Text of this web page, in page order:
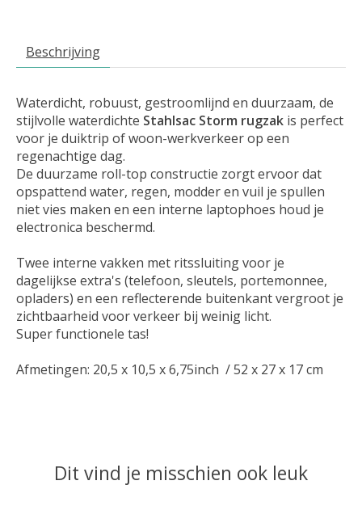
Beschrijving
Waterdicht, robuust, gestroomlijnd en duurzaam, de
stijlvolle waterdichte Stahlsac Storm rugzak is perfect
voor je duiktrip of woon-werkverkeer op een
regenachtige dag.
De duurzame roll-top constructie zorgt ervoor dat
opspattend water, regen, modder en vuil je spullen
niet vies maken en een interne laptophoes houd je
electronica beschermd.
Twee interne vakken met ritssluiting voor je
dagelijkse extra's (telefoon, sleutels, portemonnee,
opladers) en een reflecterende buitenkant vergroot je
zichtbaarheid voor verkeer bij weinig licht.
Super functionele tas!
Afmetingen: 20,5 x 10,5 x 6,75inch / 52 x 27 x 17 cm
Dit vind je misschien ook leuk